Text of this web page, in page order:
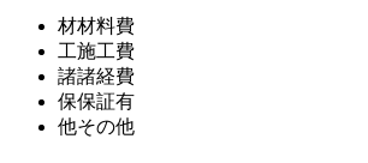
材材料費
工施工費
諸諸経費
保保証有
他その他